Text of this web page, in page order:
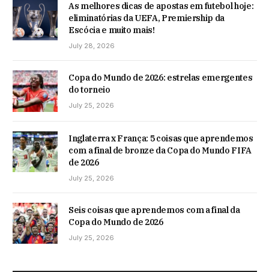
As melhores dicas de apostas em futebol hoje:
eliminatórias da UEFA, Premiership da
Escócia e muito mais!
July 28, 2026
Copa do Mundo de 2026: estrelas emergentes
do torneio
July 25, 2026
Inglaterra x França: 5 coisas que aprendemos
com a final de bronze da Copa do Mundo FIFA
de 2026
July 25, 2026
Seis coisas que aprendemos com a final da
Copa do Mundo de 2026
July 25, 2026